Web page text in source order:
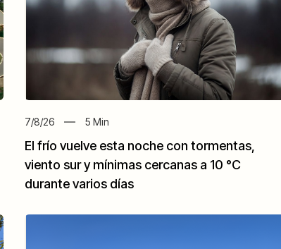
7/8/26 5 Min
El frío vuelve esta noche con tormentas,
viento sur y mínimas cercanas a 10 °C
durante varios días